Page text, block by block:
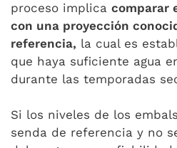
proceso implica comparar
con una proyección
referencia, la cual es
que haya suficiente agua
durante las temporadas
Si los niveles de los
senda de referencia y no